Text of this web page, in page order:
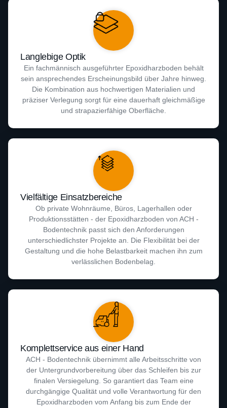
Langlebige Optik
Ein fachmännisch ausgeführter Epoxidharzboden behält
sein ansprechendes Erscheinungsbild über Jahre hinweg.
Die Kombination aus hochwertigen Materialien und
präziser Verlegung sorgt für eine dauerhaft gleichmäßige
und strapazierfähige Oberfläche.
Vielfältige Einsatzbereiche
Ob private Wohnräume, Büros, Lagerhallen oder
Produktionsstätten - der Epoxidharzboden von ACH -
Bodentechnik passt sich den Anforderungen
unterschiedlichster Projekte an. Die Flexibilität bei der
Gestaltung und die hohe Belastbarkeit machen ihn zum
verlässlichen Bodenbelag.
Komplettservice aus einer Hand
ACH - Bodentechnik übernimmt alle Arbeitsschritte von
der Untergrundvorbereitung über das Schleifen bis zur
finalen Versiegelung. So garantiert das Team eine
durchgängige Qualität und volle Verantwortung für den
Epoxidharzboden vom Anfang bis zum Ende der